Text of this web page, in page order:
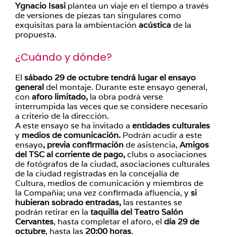
Ygnacio Isasi plantea un viaje en el tiempo a través
de versiones de piezas tan singulares como
exquisitas para la ambientación acústicade la
propuesta.
¿Cuándo y dónde?
El sábado 29 de octubre tendrá lugar el ensayo
generaldel montaje. Durante este ensayo general,
con aforo limitado, la obra podrá verse
interrumpida las veces que se considere necesario
a criterio de la dirección.
A este ensayo se ha invitado a entidades culturales
y medios de comunicación. Podrán acudir a este
ensayo, previa confirmaciónde asistencia, Amigos
del TSC al corriente de pago,clubs o asociaciones
de fotógrafos de la ciudad, asociaciones culturales
de la ciudad registradas en la concejalía de
Cultura, medios de comunicación y miembros de
la Compañía; una vez confirmada afluencia, y si
hubieran sobrado entradas, las restantes se
podrán retirar en la taquilla del Teatro Salón
Cervantes, hasta completar el aforo, el día 29 de
octubre, hasta las 20:00 horas.